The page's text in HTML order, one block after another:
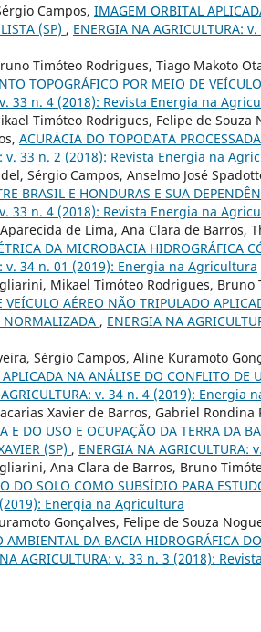
Campos, IMAGEM ORBITAL
(SP) , ENERGIA NA AGRICULTURA:
Timóteo Rodrigues, Tiago Makoto
TOPOGRÁFICO POR MEIO DE
v. 33 n. 4 (2018): Revista Energia na
Timóteo Rodrigues, Felipe de Souza
ACURÁCIA DO TOPODATA
v. 33 n. 2 (2018): Revista Energia na
Sérgio Campos, Anselmo José
BRASIL E HONDURAS E SUA
v. 33 n. 4 (2018): Revista Energia na
de Lima, Ana Clara de Barros,
DA MICROBACIA HIDROGRÁFICA
v. 34 n. 01 (2019): Energia na Agricultura
Mikael Timóteo Rodrigues,
VEÍCULO AÉREO NÃO TRIPULADO
NORMALIZADA , ENERGIA NA
Sérgio Campos, Aline Kuramoto
NA ANÁLISE DO CONFLITO DE
AGRICULTURA: v. 34 n. 4 (2019): Energia
Xavier de Barros, Gabriel
E DO USO E OCUPAÇÃO DA TERRA DA
(SP) , ENERGIA NA
Ana Clara de Barros, Bruno
DO SOLO COMO SUBSÍDIO PARA
(2019): Energia na Agricultura
Gonçalves, Felipe de Souza
AMBIENTAL DA BACIA HIDROGRÁFICA
AGRICULTURA: v. 33 n. 3 (2018):